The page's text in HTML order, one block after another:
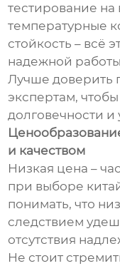
тестирование
температурные
стойкость – всё
надежной
Лучше доверить
экспертам,
долговечности и
и качеством
Низкая цена –
при выборе
понимать, что
следствием
отсутствия
Не стоит